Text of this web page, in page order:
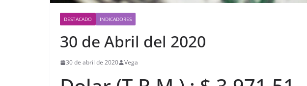
DESTACADO INDICADORES
30 de Abril del 2020
30 de abril de 2020 Vega